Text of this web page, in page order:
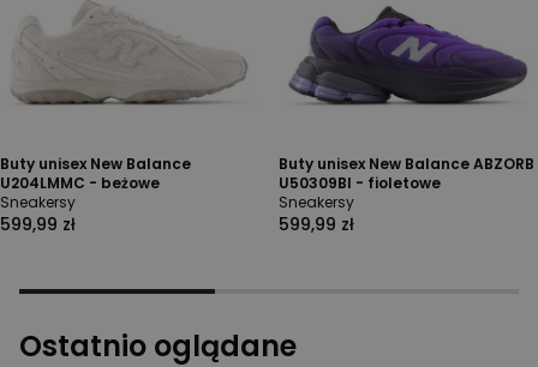
Buty unisex New Balance
U204LMMC - beżowe
Sneakersy
599,99 zł
Buty unisex New Balance ABZORB
U50309BI - fioletowe
Sneakersy
599,99 zł
Ostatnio oglądane